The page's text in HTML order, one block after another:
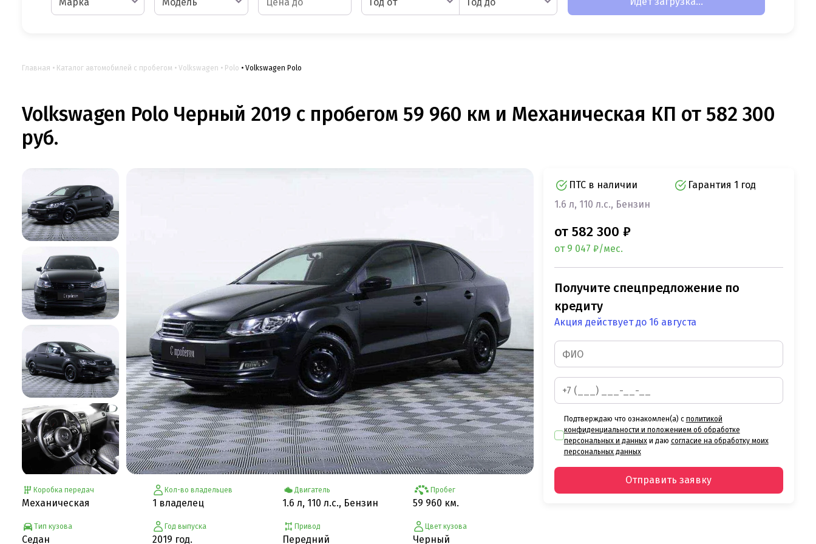
Марка Модель Год от Год до
Главная Каталог автомобилей с пробегом Volkswagen Polo Volkswagen Polo
Volkswagen Polo Черный 2019 с пробегом 59 960 км и Механическая КП от 582 300
руб.
Коробка передач
Механическая
Тип кузова
Седан
Кол-во владельцев
1 владелец
Год выпуска
2019 год.
Двигатель
1.6 л, 110 л.с., Бензин
Привод
Передний
Пробег
59 960 км.
Цвет кузова
Черный
ПТС в наличии
Гарантия 1 год
1.6 л, 110 л.с., Бензин
от 582 300 ₽
от 9 047 ₽/мес.
Получите спецпредложение по
кредиту
Акция действует до 16 августа
Подтверждаю что ознакомлен(а) с политикой
конфиденциальности и положением об обработке
персональных и данныхи даю согласие на обработку моих
персональных данных
Отправить заявку